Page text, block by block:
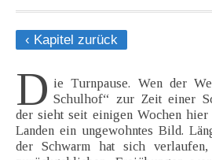
‹ Kapitel zurück
D ie Turnpause. Wen der
Schulhof“ zur Zeit einer
der sieht seit einigen Wochen
Landen ein ungewohntes Bild.
der Schwarm hat sich